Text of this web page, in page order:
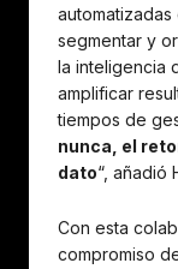
segmentar y
la inteligencia
amplificar
tiempos de
nunca, el
dato“, añadió
Con esta
compromiso